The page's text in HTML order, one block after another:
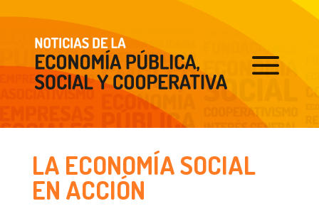
LA ECONOMÍA SOCIAL
EN ACCIÓN